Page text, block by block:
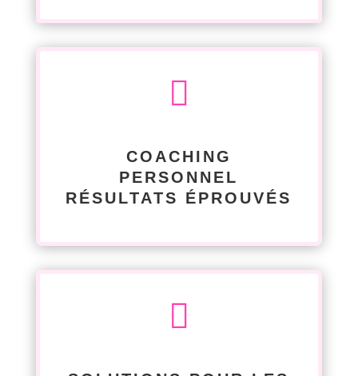

COACHING
PERSONNEL
RÉSULTATS ÉPROUVÉS
